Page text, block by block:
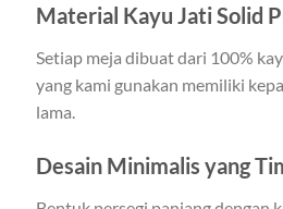
Material Kayu Jati Solid
Setiap meja dibuat dari 100%
yang kami gunakan memiliki
lama.
Desain Minimalis yang